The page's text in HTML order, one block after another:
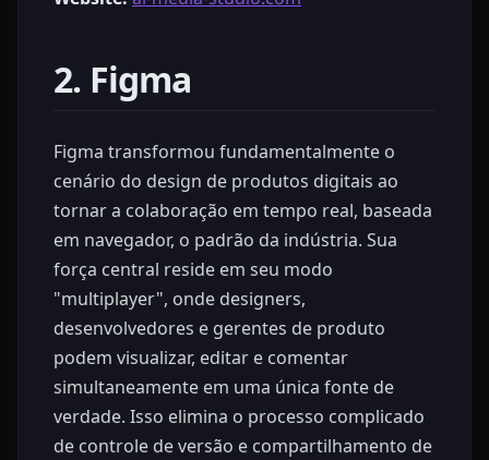
2. Figma
Figma transformou fundamentalmente o
cenário do design de produtos digitais ao
tornar a colaboração em tempo real, baseada
em navegador, o padrão da indústria. Sua
força central reside em seu modo
"multiplayer", onde designers,
desenvolvedores e gerentes de produto
podem visualizar, editar e comentar
simultaneamente em uma única fonte de
verdade. Isso elimina o processo complicado
de controle de versão e compartilhamento de